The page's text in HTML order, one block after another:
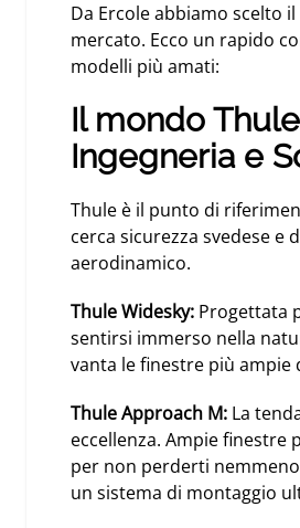
Da Ercole abbiamo scelto
mercato. Ecco un rapido
modelli più amati:
Il mondo
Ingegneria e
Thule è il punto di
cerca sicurezza svedese e
aerodinamico.
Thule Widesky: Progettata
sentirsi immerso nella
vanta le finestre più ampie
Thule Approach M: La
eccellenza. Ampie finestre
per non perderti
un sistema di montaggio